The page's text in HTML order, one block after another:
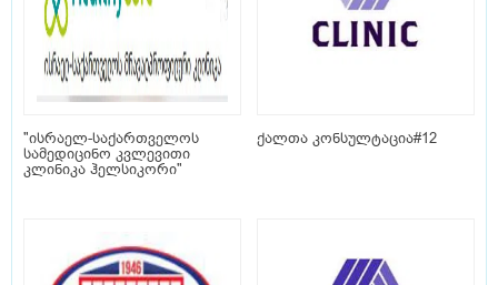
"ისრაელ-საქართველოს
სამედიცინო კვლევითი
კლინიკა ჰელსიკორი"
ქალთა კონსულტაცია#12